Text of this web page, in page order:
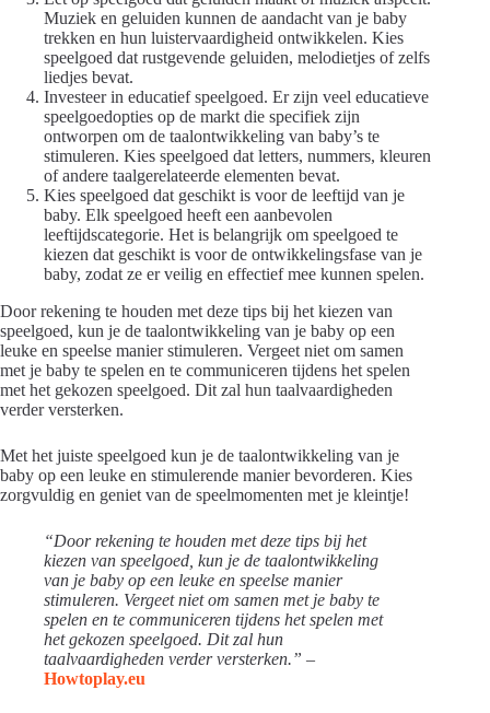
Muziek en geluiden kunnen de aandacht van je baby
trekken en hun luistervaardigheid ontwikkelen. Kies
speelgoed dat rustgevende geluiden, melodietjes of zelfs
liedjes bevat.
Investeer in educatief speelgoed. Er zijn veel educatieve
speelgoedopties op de markt die specifiek zijn
ontworpen om de taalontwikkeling van baby’s te
stimuleren. Kies speelgoed dat letters, nummers, kleuren
of andere taalgerelateerde elementen bevat.
Kies speelgoed dat geschikt is voor de leeftijd van je
baby. Elk speelgoed heeft een aanbevolen
leeftijdscategorie. Het is belangrijk om speelgoed te
kiezen dat geschikt is voor de ontwikkelingsfase van je
baby, zodat ze er veilig en effectief mee kunnen spelen.
Door rekening te houden met deze tips bij het kiezen van
speelgoed, kun je de taalontwikkeling van je baby op een
leuke en speelse manier stimuleren. Vergeet niet om samen
met je baby te spelen en te communiceren tijdens het spelen
met het gekozen speelgoed. Dit zal hun taalvaardigheden
verder versterken.
Met het juiste speelgoed kun je de taalontwikkeling van je
baby op een leuke en stimulerende manier bevorderen. Kies
zorgvuldig en geniet van de speelmomenten met je kleintje!
“Door rekening te houden met deze tips bij het
kiezen van speelgoed, kun je de taalontwikkeling
van je baby op een leuke en speelse manier
stimuleren. Vergeet niet om samen met je baby te
spelen en te communiceren tijdens het spelen met
het gekozen speelgoed. Dit zal hun
taalvaardigheden verder versterken.” –
Howtoplay.eu